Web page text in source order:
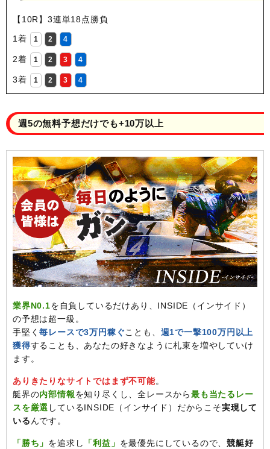
【10R】3連単18点勝負
1着
1 2 4
2着 1 2 3 4
3着 1 2 3 4
週5の無料予想だけでも+10万以上
業界N0.1を自負しているだけあり、INSIDE（インサイド）
の予想は超一級。
手堅く毎レースで3万円稼ぐことも、 週1で一撃100万円以上
獲得することも、あなたの好きなように札束を増やしていけ
ます。
ありきたりなサイトではまず不可能。
艇界の内部情報を知り尽くし、全レースから最も当たるレー
スを厳選 しているINSIDE（インサイド）だからこそ実現して
いるんです。
「勝ち」 を追求し 「利益」 を最優先にしているので、競艇好